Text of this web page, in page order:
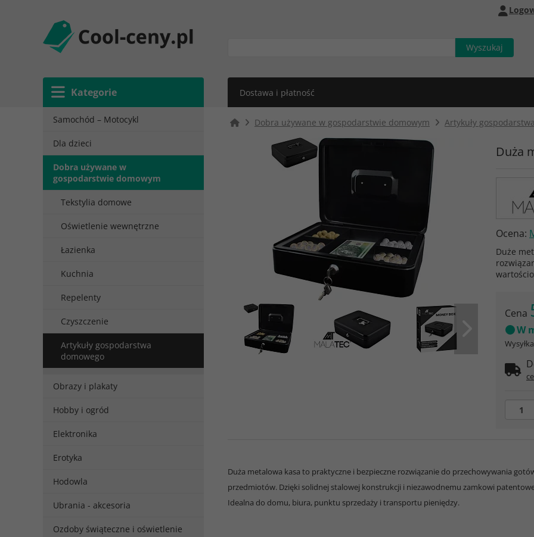
Kategorie Dostawa i płatność
Samochód – Motocykl
Dla dzieci
Dobra używane w
gospodarstwie domowym
Tekstylia domowe
Oświetlenie wewnętrzne
Łazienka
Kuchnia
Repelenty
Czyszczenie
Artykuły gospodarstwa
domowego
Obrazy i plakaty
Hobby i ogród
Elektronika
Erotyka
Hodowla
Ubrania - akcesoria
Ozdoby świąteczne i oświetlenie
Dobra używane w gospodarstwie domowym Artykuły
Duża
Ocena:
Duże
Cena
W
Duża metalowa kasa to praktyczne i bezpieczne rozwiązanie do przechowywania
przedmiotów. Dzięki solidnej stalowej konstrukcji i niezawodnemu zamkowi
Idealna do domu, biura, punktu sprzedaży i transportu pieniędzy.